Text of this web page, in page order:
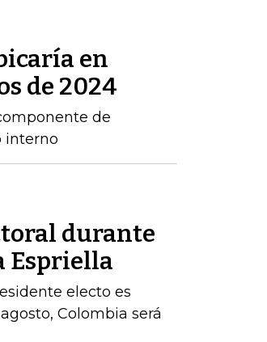
en
de 2024
de
interno
durante
Espriella
electo es
Colombia será